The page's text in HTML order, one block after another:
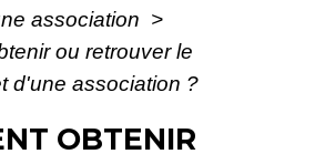
association >
ou retrouver le
d'une association ?
OBTENIR